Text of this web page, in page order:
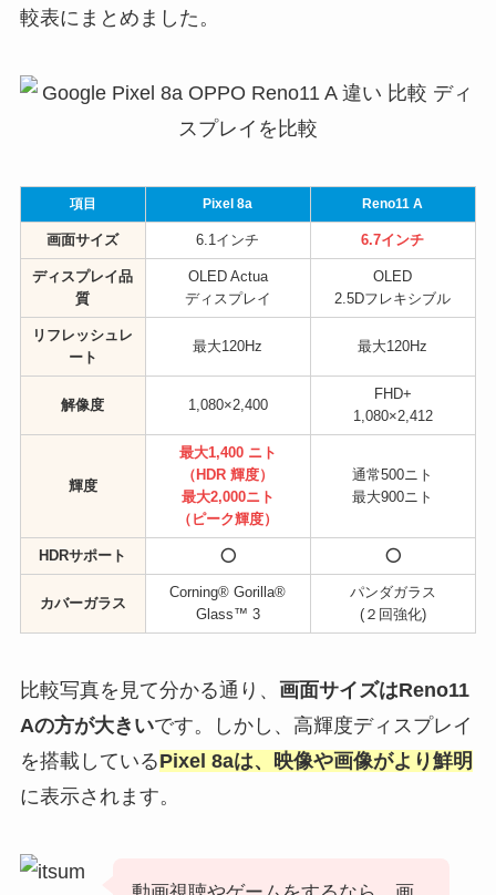
較表にまとめました。
項目 Pixel 8a Reno11 A
画面サイズ 6.1インチ 6.7インチ
ディスプレイ品
質
OLED Actua
ディスプレイ
OLED
2.5Dフレキシブル
リフレッシュレ
ート
最大120Hz 最大120Hz
解像度 1,080×2,400
FHD+
1,080×2,412
輝度
最大1,400 ニト
（HDR 輝度）
最大2,000ニト
（ピーク輝度）
通常500ニト
最大900ニト
HDRサポート ⭕ ⭕
カバーガラス
Corning® Gorilla®
Glass™ 3
パンダガラス
(２回強化)
比較写真を見て分かる通り、 画面サイズはReno11
Aの方が大きいです。しかし、高輝度ディスプレイ
を搭載しているPixel 8aは、映像や画像がより鮮明
に表示されます。